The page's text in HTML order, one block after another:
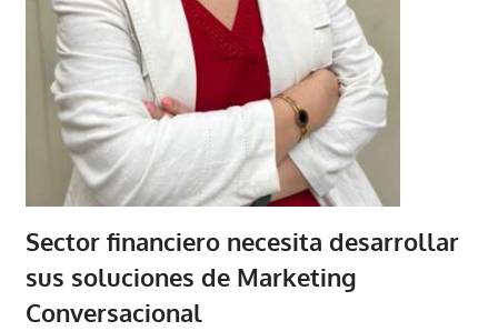
Sector financiero necesita desarrollar
sus soluciones de Marketing
Conversacional